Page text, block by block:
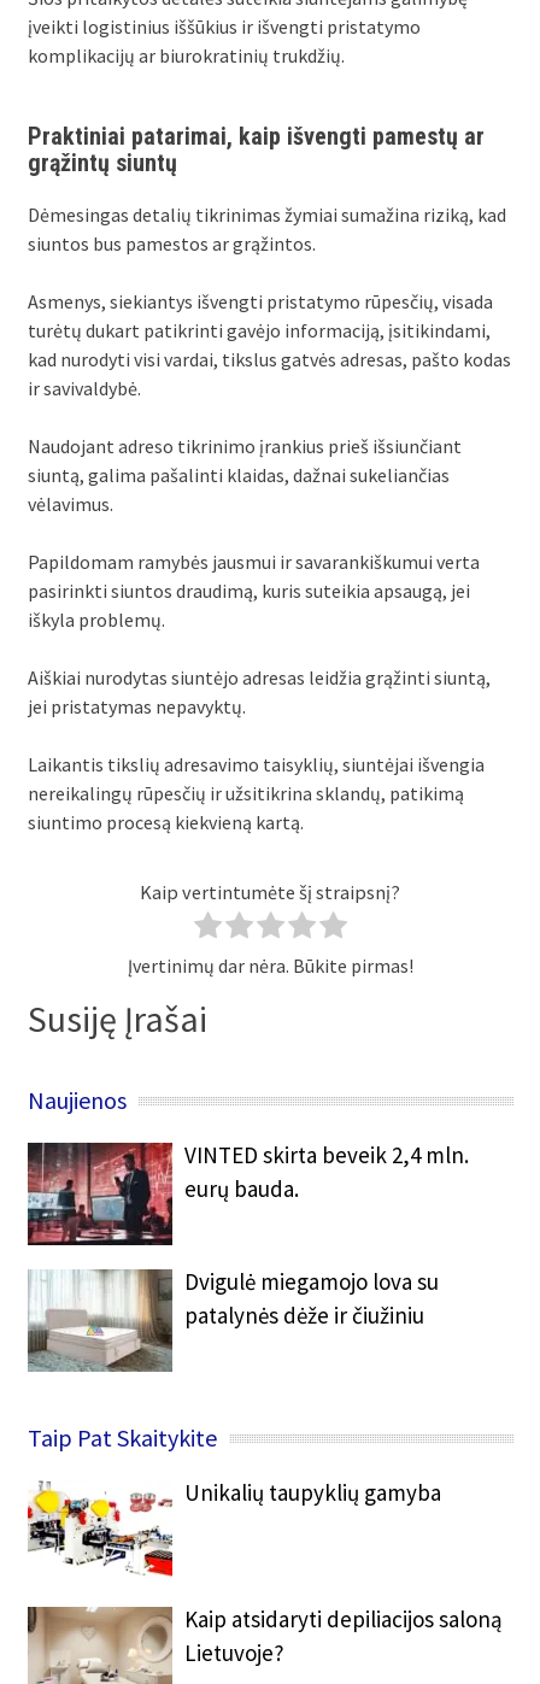
įveikti logistinius iššūkius ir išvengti pristatymo
komplikacijų ar biurokratinių trukdžių.
Praktiniai patarimai, kaip išvengti pamestų ar
grąžintų siuntų
Dėmesingas detalių tikrinimas žymiai sumažina riziką, kad
siuntos bus pamestos ar grąžintos.
Asmenys, siekiantys išvengti pristatymo rūpesčių, visada
turėtų dukart patikrinti gavėjo informaciją, įsitikindami,
kad nurodyti visi vardai, tikslus gatvės adresas, pašto kodas
ir savivaldybė.
Naudojant adreso tikrinimo įrankius prieš išsiunčiant
siuntą, galima pašalinti klaidas, dažnai sukeliančias
vėlavimus.
Papildomam ramybės jausmui ir savarankiškumui verta
pasirinkti siuntos draudimą, kuris suteikia apsaugą, jei
iškyla problemų.
Aiškiai nurodytas siuntėjo adresas leidžia grąžinti siuntą,
jei pristatymas nepavyktų.
Laikantis tikslių adresavimo taisyklių, siuntėjai išvengia
nereikalingų rūpesčių ir užsitikrina sklandų, patikimą
siuntimo procesą kiekvieną kartą.
Kaip vertintumėte šį straipsnį?
Įvertinimų dar nėra. Būkite pirmas!
Susiję Įrašai
Naujienos
VINTED skirta beveik 2,4 mln.
eurų bauda.
Dvigulė miegamojo lova su
patalynės dėže ir čiužiniu
Taip Pat Skaitykite
Unikalių taupyklių gamyba
Kaip atsidaryti depiliacijos saloną
Lietuvoje?